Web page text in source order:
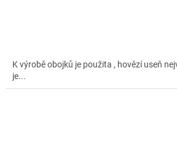
K výrobě obojků je použita , hovězí useň
je...